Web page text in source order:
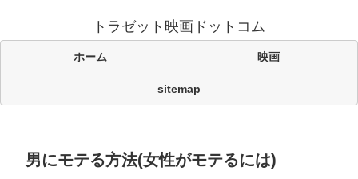
トラゼット映画ドットコム
ホーム 映画
sitemap
男にモテる方法(女性がモテるには)